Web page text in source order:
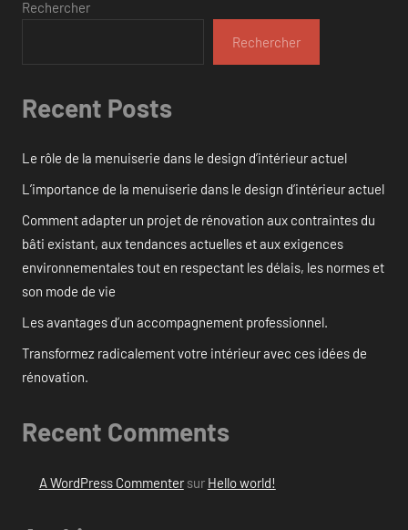
Rechercher
Rechercher
Recent Posts
Le rôle de la menuiserie dans le design d’intérieur actuel
L’importance de la menuiserie dans le design d’intérieur actuel
Comment adapter un projet de rénovation aux contraintes du
bâti existant, aux tendances actuelles et aux exigences
environnementales tout en respectant les délais, les normes et
son mode de vie
Les avantages d’un accompagnement professionnel.
Transformez radicalement votre intérieur avec ces idées de
rénovation.
Recent Comments
A WordPress Commentersur Hello world!